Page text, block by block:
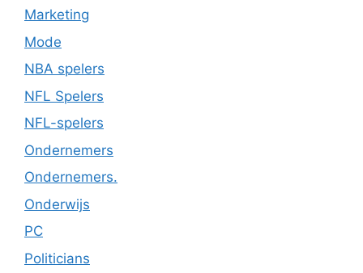
Marketing
Mode
NBA spelers
NFL Spelers
NFL-spelers
Ondernemers
Ondernemers.
Onderwijs
PC
Politicians